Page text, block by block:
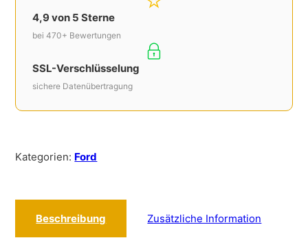
4,9 von 5 Sterne
bei 470+ Bewertungen
SSL-Verschlüsselung
sichere Datenübertragung
Kategorien: Ford
Beschreibung Zusätzliche Information